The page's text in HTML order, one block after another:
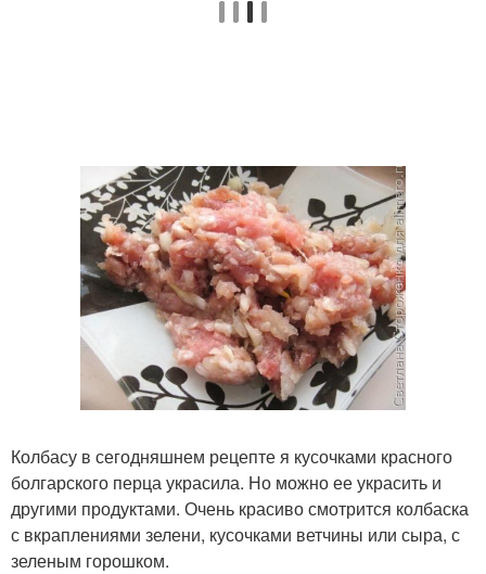
Колбасу в сегодняшнем рецепте я кусочками красного
болгарского перца украсила. Но можно ее украсить и
другими продуктами. Очень красиво смотрится колбаска
с вкраплениями зелени, кусочками ветчины или сыра, с
зеленым горошком.